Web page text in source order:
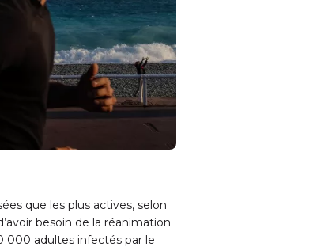
que les plus actives, selon
besoin de la réanimation
000 adultes infectés par le